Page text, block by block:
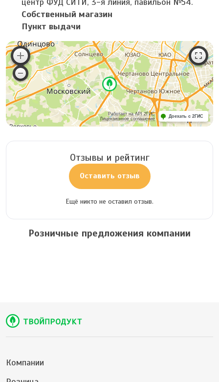
центр ФУД СИТИ, 3-я линия, павильон №54.
Собственный магазин
Пункт выдачи
Работает на API 2ГИС
Лицензионное соглашение
Доехать с 2ГИС
Отзывы и рейтинг
Оставить отзыв
Ещё никто не оставил отзыв.
Розничные предложения компании
Компании